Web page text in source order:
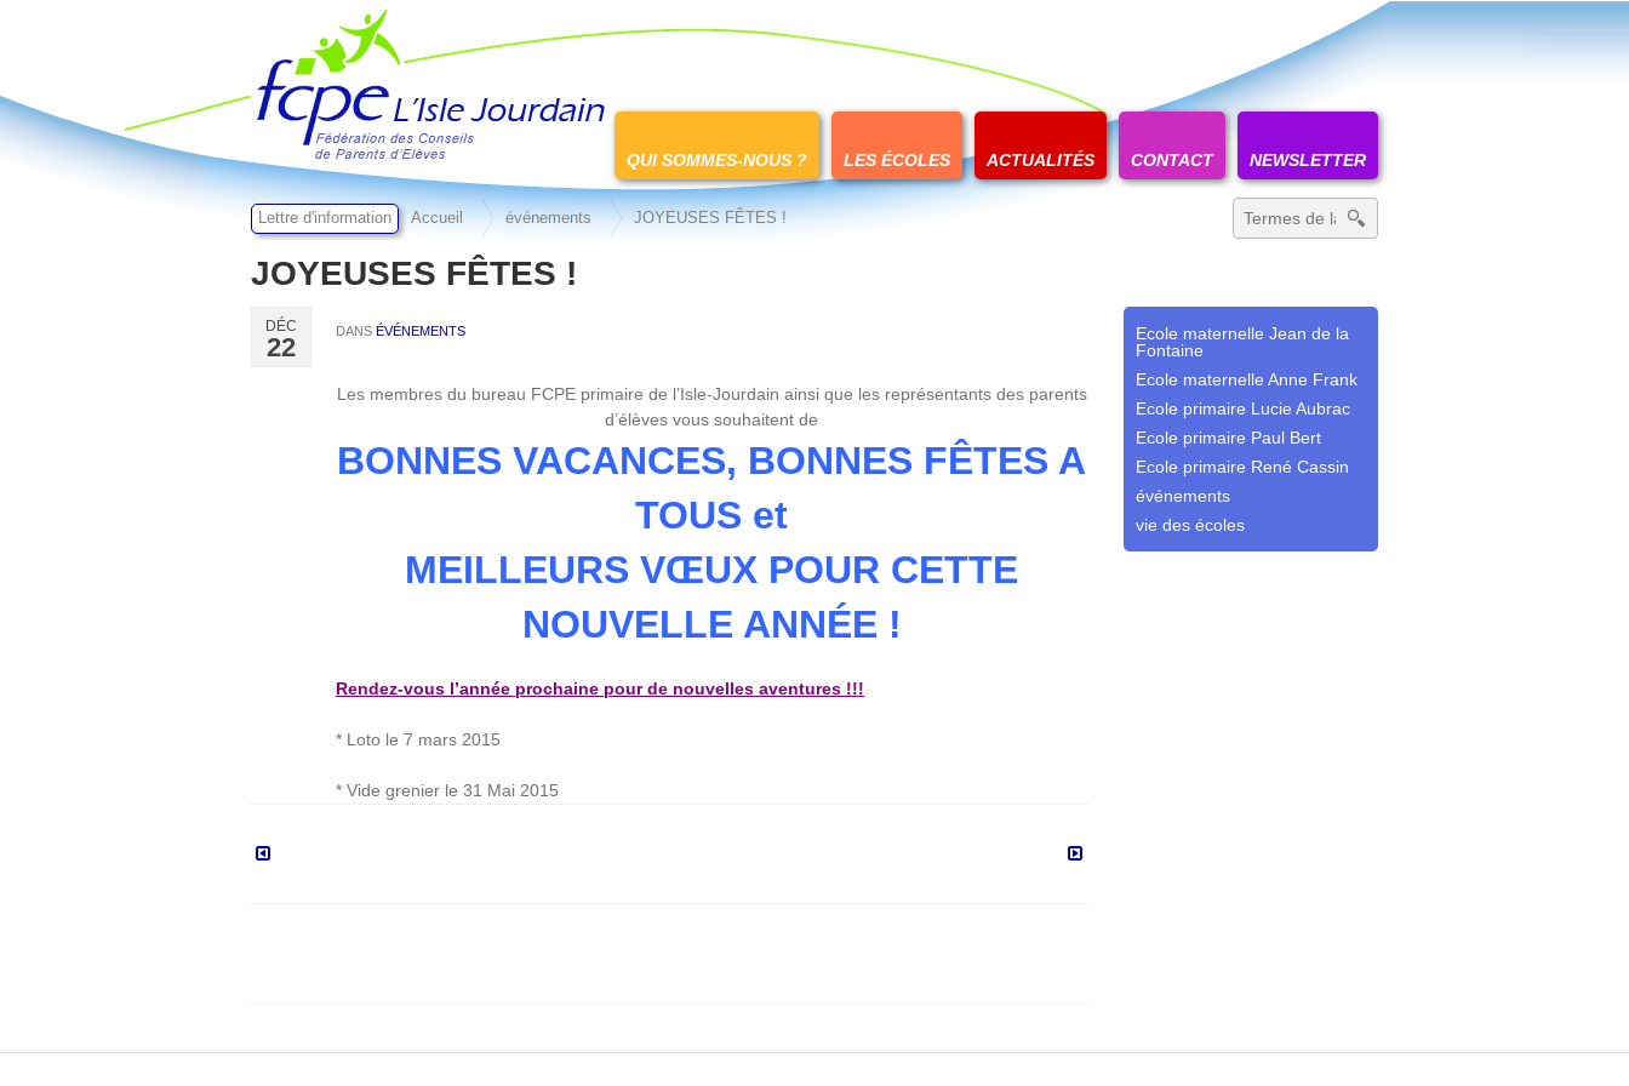
FCPE L'isle jourdain
au
contenu
QUI SOMMES-NOUS ? LES ÉCOLES ACTUALITÉS CONTACT NEWSLETTER
Lettre d'information Accueil événements JOYEUSES FÊTES ! Recherche
JOYEUSES FÊTES !
DÉC
22
DANS ÉVÉNEMENTS
Les membres du bureau FCPE primaire de l’Isle-Jourdain ainsi que les représentants des parents
d’élèves vous souhaitent de
BONNES VACANCES, BONNES FÊTES A
TOUS et
MEILLEURS VŒUX POUR CETTE
NOUVELLE ANNÉE !
Rendez-vous l’année prochaine pour de nouvelles aventures !!!
* Loto le 7 mars 2015
* Vide grenier le 31 Mai 2015
Bourse
Réunion
préparation
Ecole maternelle Jean de la
Fontaine
Ecole maternelle Anne Frank
Ecole primaire Lucie Aubrac
Ecole primaire Paul Bert
Ecole primaire René Cassin
événements
vie des écoles